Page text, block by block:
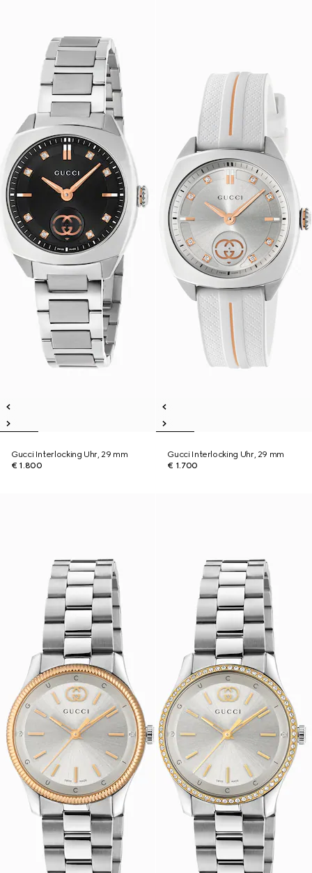
Gucci Interlocking Uhr, 29 mm
€ 1.800
Gucci Interlocking Uhr, 29 mm
€ 1.700